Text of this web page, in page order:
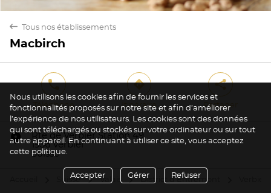
back Tous nos établissements
Macbirch
phone
Téléphone
direction
Itinéraire
share
Partager
marker
Rte de Verbier Station 49
1936 Verbier
Suisse
Suisse arrow Valais District d'Entremont
Nous utilisons les cookies afin de fournir les services et
fonctionnalités proposés sur notre site et afin d’améliorer
l’expérience de nos utilisateurs. Les cookies sont des données
qui sont téléchargés ou stockés sur votre ordinateur ou sur tout
autre appareil. En continuant à utiliser ce site, vous acceptez
cette politique.
Accepter Gérer Refuser